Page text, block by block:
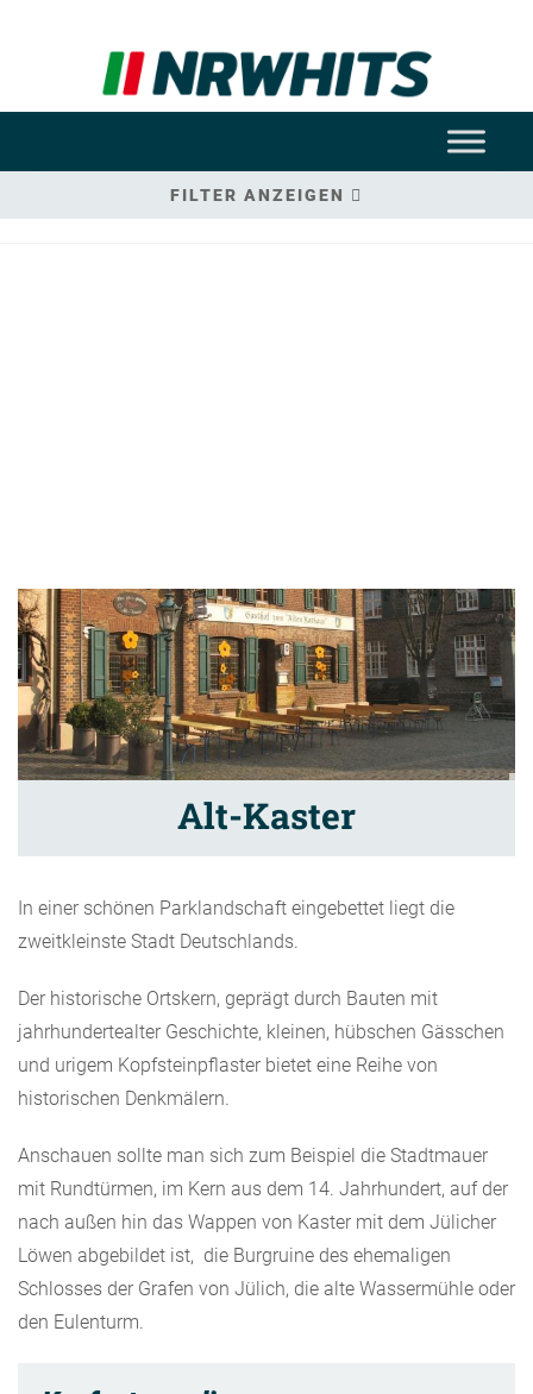
FILTER ANZEIGEN
Alt-Kaster
In einer schönen Parklandschaft eingebettet liegt die
zweitkleinste Stadt Deutschlands.
Der historische Ortskern, geprägt durch Bauten mit
jahrhundertealter Geschichte, kleinen, hübschen Gässchen
und urigem Kopfsteinpflaster bietet eine Reihe von
historischen Denkmälern.
Anschauen sollte man sich zum Beispiel die Stadtmauer
mit Rundtürmen, im Kern aus dem 14. Jahrhundert, auf der
nach außen hin das Wappen von Kaster mit dem Jülicher
Löwen abgebildet ist, die Burgruine des ehemaligen
Schlosses der Grafen von Jülich, die alte Wassermühle oder
den Eulenturm.